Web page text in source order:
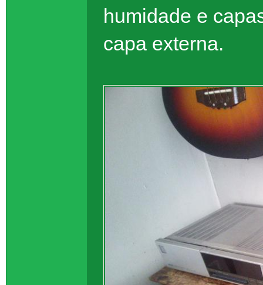
humidade e
capa externa.